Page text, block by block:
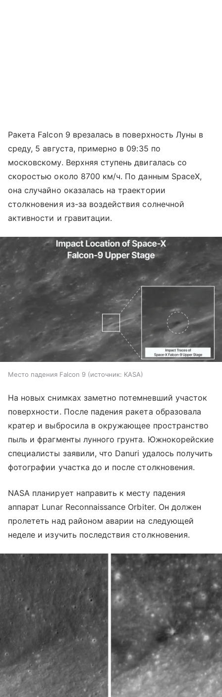
Ракета Falcon 9 врезалась в поверхность Луны в
среду, 5 августа, примерно в 09:35 по
московскому. Верхняя ступень двигалась со
скоростью около 8700 км/ч. По данным SpaceX,
она случайно оказалась на траектории
столкновения из-за воздействия солнечной
активности и гравитации.
Место падения Falcon 9 источник: KASA
На новых снимках заметно потемневший участок
поверхности. После падения ракета образовала
кратер и выбросила в окружающее пространство
пыль и фрагменты лунного грунта. Южнокорейские
специалисты заявили, что Danuri удалось получить
фотографии участка до и после столкновения.
NASA планирует направить к месту падения
аппарат Lunar Reconnaissance Orbiter. Он должен
пролететь над районом аварии на следующей
неделе и изучить последствия столкновения.